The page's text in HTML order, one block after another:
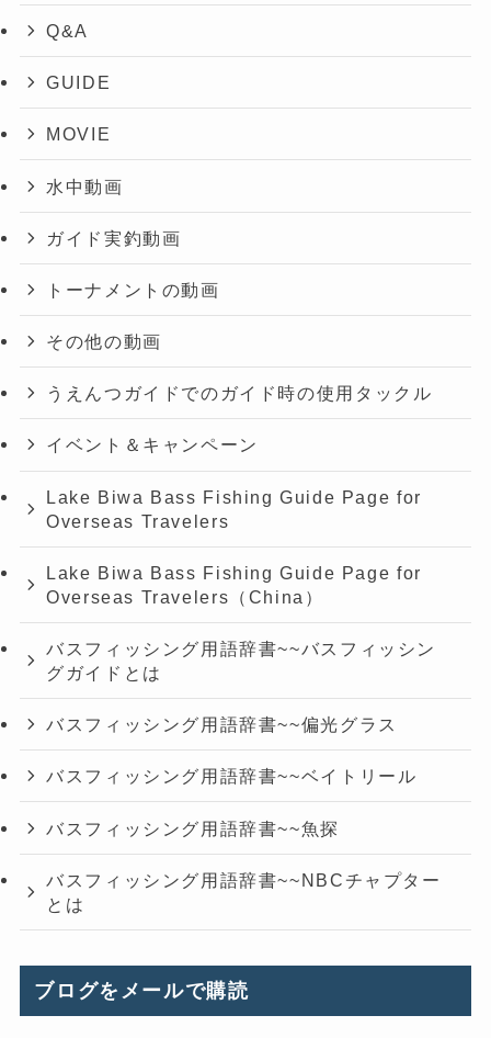
Q&A
GUIDE
MOVIE
水中動画
ガイド実釣動画
トーナメントの動画
その他の動画
うえんつガイドでのガイド時の使用タックル
イベント＆キャンペーン
Lake Biwa Bass Fishing Guide Page for
Overseas Travelers
Lake Biwa Bass Fishing Guide Page for
Overseas Travelers（China）
バスフィッシング用語辞書~~バスフィッシン
グガイドとは
バスフィッシング用語辞書~~偏光グラス
バスフィッシング用語辞書~~ベイトリール
バスフィッシング用語辞書~~魚探
バスフィッシング用語辞書~~NBCチャプター
とは
ブログをメールで購読